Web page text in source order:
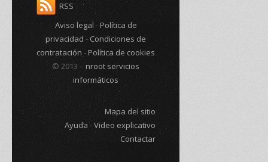
RSS
Aviso legal -Política de
privacidad - Condiciones de
contratación -Política de cookies
© 2013 - nroot servicios
informáticos
Mapa del sitio
Ayuda-Video explicativo
Contactar